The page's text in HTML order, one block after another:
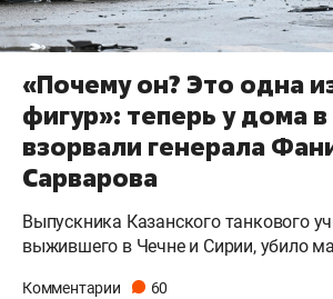
«Почему он? Это одна
фигур»: теперь у дома
взорвали генерала
Сарварова
Выпускника Казанского танкового
выжившего в Чечне и Сирии, убило
Комментарии 60